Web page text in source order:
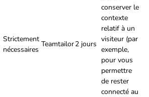
Strictement
nécessaires
Teamtailor2 jours
conserver le
contexte
relatif à un
visiteur (par
exemple,
pour vous
permettre
de rester
connecté au